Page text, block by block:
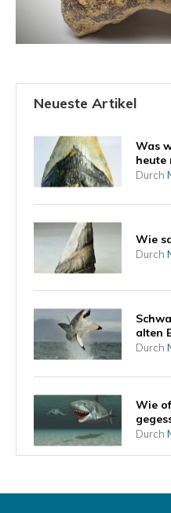
Neueste Artikel
Was
heute
Durch
Wie
Durch
alten
Durch
Wie
Durch
Kann